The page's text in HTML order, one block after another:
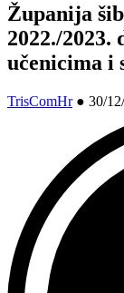
Županija
2022./
učenicima i
TrisComHr● 30/